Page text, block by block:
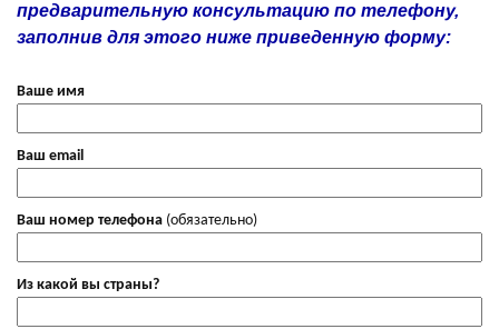
предварительную консультацию по телефону,
заполнив для этого ниже приведенную форму:
Ваше имя
Ваш email
Ваш номер телефона (обязательно)
Из какой вы страны?